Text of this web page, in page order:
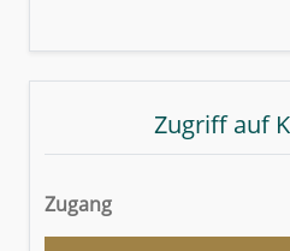
Zugriff auf
Zugang